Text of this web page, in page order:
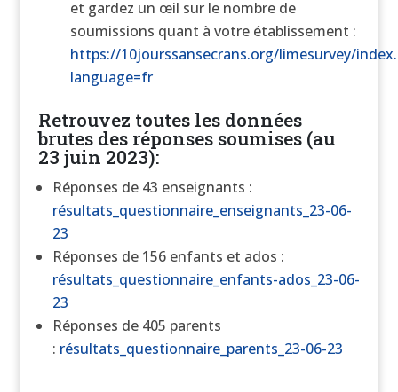
et gardez un œil sur le nombre de
soumissions quant à votre établissement :
https://10jourssansecrans.org/limesurvey/
language=fr
Retrouvez toutes les données
brutes des réponses soumises (au
23 juin 2023):
Réponses de 43 enseignants :
résultats_questionnaire_enseignants_23-06-
23
Réponses de 156 enfants et ados :
résultats_questionnaire_enfants-ados_23-06-
23
Réponses de 405 parents
: résultats_questionnaire_parents_23-06-23